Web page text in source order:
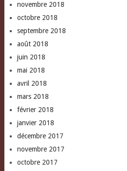
novembre 2018
octobre 2018
septembre 2018
août 2018
juin 2018
mai 2018
avril 2018
mars 2018
février 2018
janvier 2018
décembre 2017
novembre 2017
octobre 2017